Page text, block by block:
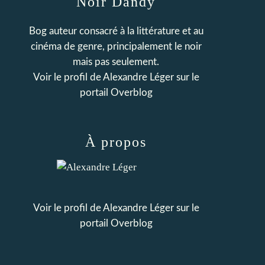
Bog auteur consacré à la littérature et au
cinéma de genre, principalement le noir
mais pas seulement.
Voir le profil deAlexandre Légersur le
portail Overblog
À propos
Voir le profil deAlexandre Légersur le
portail Overblog